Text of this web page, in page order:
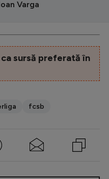
Varga
sursă preferată în
fcsb